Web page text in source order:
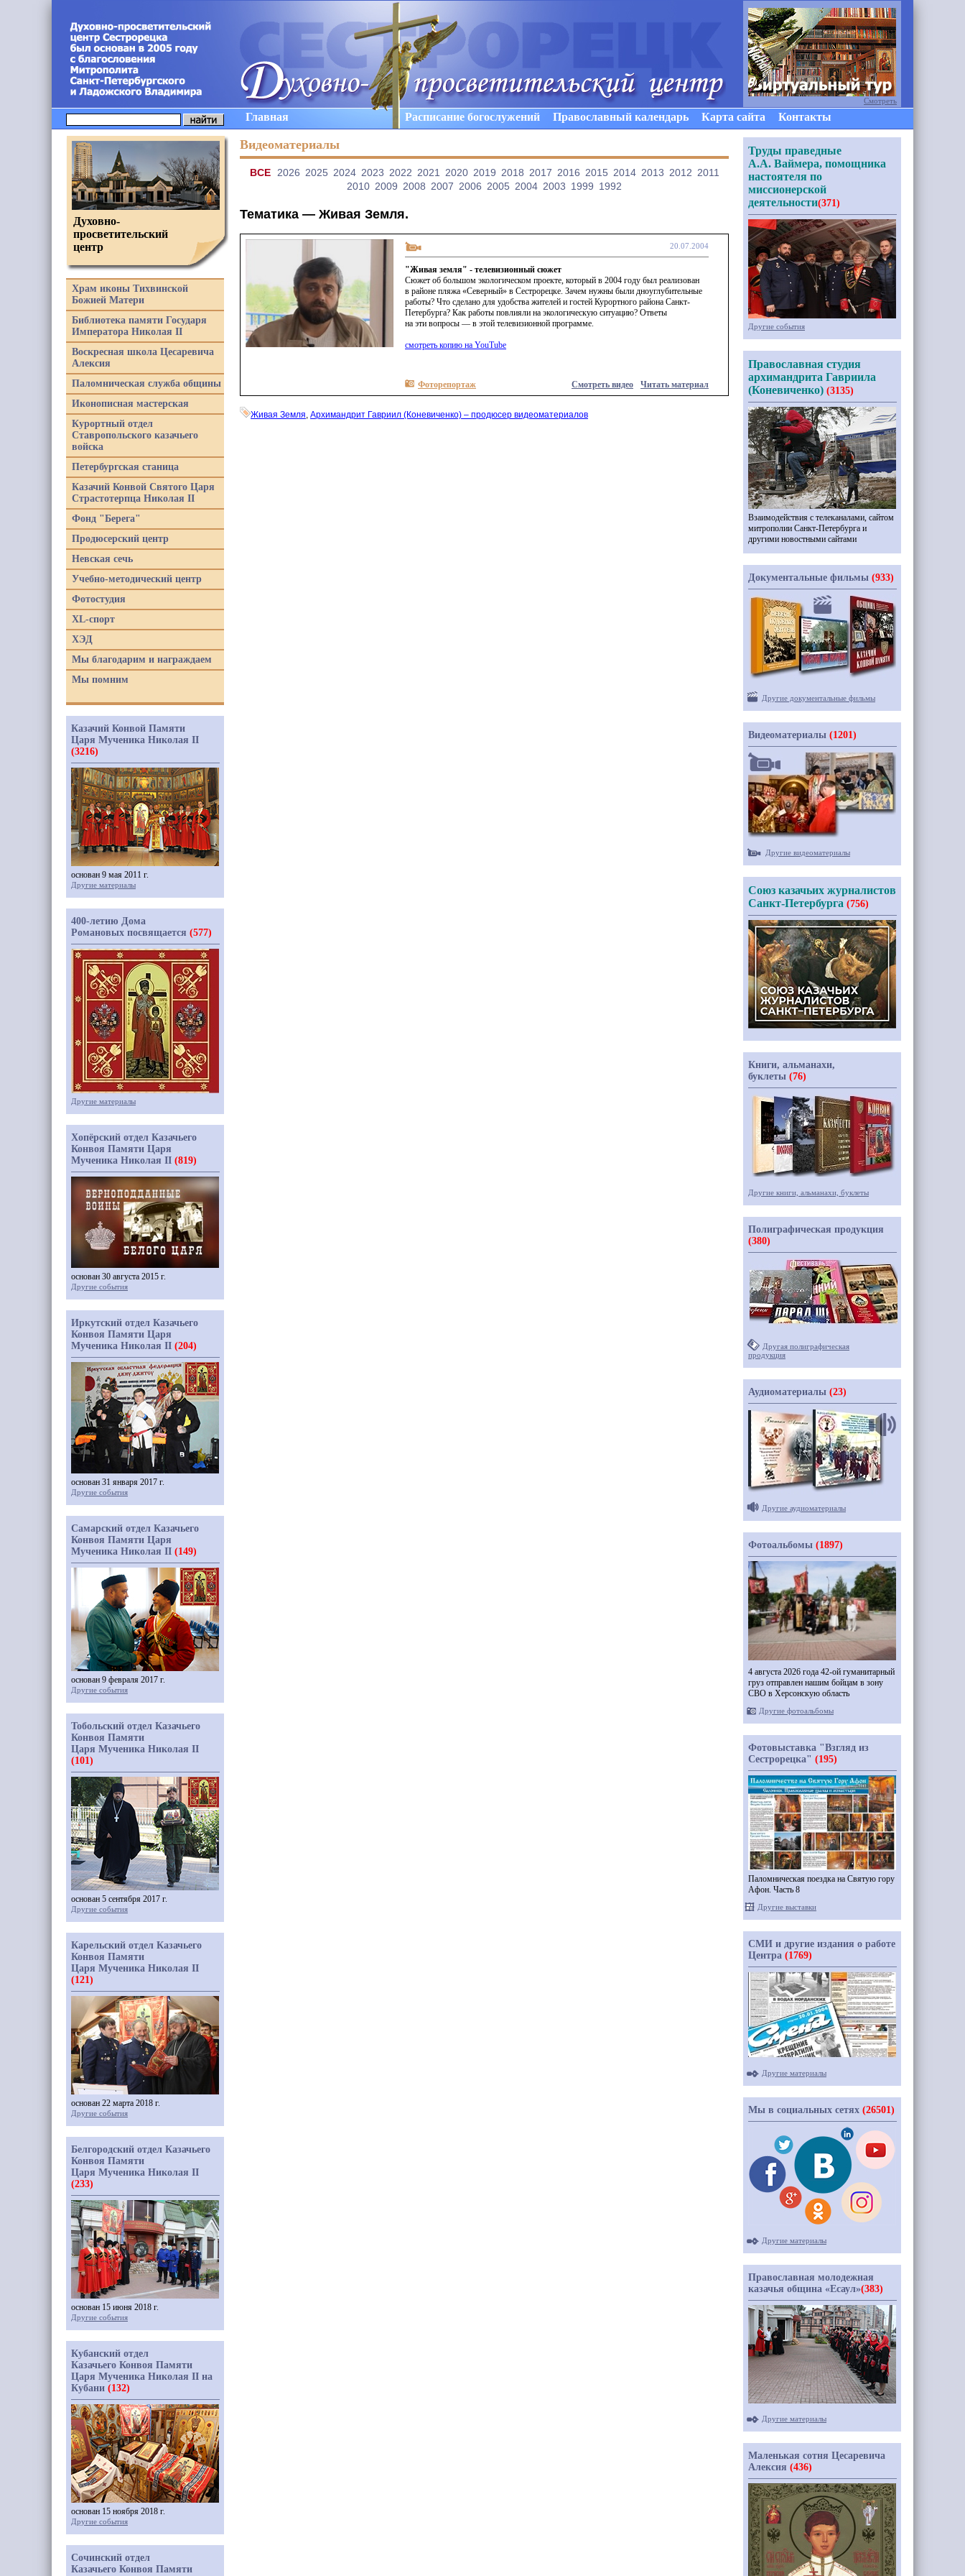
Главная Расписание богослужений Православный календарь Карта сайта Контакты
Видеоматериалы
ВCE 2026 2025 2024 2023 2022 2021 2020 2019 2018 2017 2016 2015 2014 2013 2012 2011
2010 2009 2008 2007 2006 2005 2004 2003 1999 1992
Тематика — Живая Земля.
20.07.2004
"Живая земля" - телевизионный сюжет
Сюжет об большом экологическом проекте, который в 2004 году был реализован
в районе пляжа «Северный» в Сестрорецке. Зачем нужны были дноуглубительные
работы? Что сделано для удобства жителей и гостей Курортного района Санкт-
Петербурга? Как работы повлияли на экологическую ситуацию? Ответы
на эти вопросы — в этой телевизионной программе.
смотреть копию на YouTube
Фоторепортаж Читать материал
Смотреть видео
Живая Земля, Архимандрит Гавриил (Коневиченко) – продюсер видеоматериалов
Духовно-
просветительский
центр
Храм иконы Тихвинской
Божией Матери
Библиотека памяти Государя
Императора Николая II
Воскресная школа Цесаревича
Алексия
Паломническая служба общины
Иконописная мастерская
Курортный отдел
Ставропольского казачьего
войска
Петербургская станица
Казачий Конвой Святого Царя
Страстотерпца Николая II
Фонд "Берега"
Продюсерский центр
Невская сечь
Учебно-методический центр
Фотостудия
XL-спорт
ХЭД
Мы благодарим и награждаем
Мы помним
Казачий Конвой Памяти
Царя Мученика Николая II
(3216)
основан 9 мая 2011 г.
Другие материалы
400-летию Дома
Романовых посвящается (577)
Другие материалы
Хопёрский отдел Казачьего
Конвоя Памяти Царя
Мученика Николая II (819)
основан 30 августа 2015 г.
Другие события
Иркутский отдел Казачьего
Конвоя Памяти Царя
Мученика Николая II (204)
основан 31 января 2017 г.
Другие события
Самарский отдел Казачьего
Конвоя Памяти Царя
Мученика Николая II (149)
основан 9 февраля 2017 г.
Другие события
Тобольский отдел Казачьего
Конвоя Памяти
Царя Мученика Николая II
(101)
основан 5 сентября 2017 г.
Другие события
Карельский отдел Казачьего
Конвоя Памяти
Царя Мученика Николая II
(121)
основан 22 марта 2018 г.
Другие события
Белгородский отдел Казачьего
Конвоя Памяти
Царя Мученика Николая II
(233)
основан 15 июня 2018 г.
Другие события
Кубанский отдел
Казачьего Конвоя Памяти
Царя Мученика Николая II на
Кубани (132)
основан 15 ноября 2018 г.
Другие события
Сочинский отдел
Казачьего Конвоя Памяти
Смотреть
Труды праведные
А.А. Ваймера, помощника
настоятеля по
миссионерской
деятельности(371)
Другие события
Православная студия
архимандрита Гавриила
(Коневиченко) (3135)
Взаимодействия с телеканалами, сайтом
митрополии Санкт-Петербурга и
другими новостными сайтами
Документальные фильмы (933)
Другие документальные фильмы
Видеоматериалы (1201)
Другие видеоматериалы
Союз казачьих журналистов
Санкт-Петербурга (756)
Книги, альманахи,
буклеты (76)
Другие книги, альманахи, буклеты
Полиграфическая продукция
(380)
Другая полиграфическая
продукция
Аудиоматериалы (23)
Другие аудиоматериалы
Фотоальбомы (1897)
4 августа 2026 года 42-ой гуманитарный
груз отправлен нашим бойцам в зону
СВО в Херсонскую область
Другие фотоальбомы
Фотовыставка "Взгляд из
Сестрорецка" (195)
Паломническая поездка на Святую гору
Афон. Часть 8
Другие выставки
СМИ и другие издания о работе
Центра (1769)
Другие материалы
Мы в социальных сетях (26501)
Другие материалы
Православная молодежная
казачья община «Есаул»(383)
Другие материалы
Маленькая сотня Цесаревича
Алексия (436)